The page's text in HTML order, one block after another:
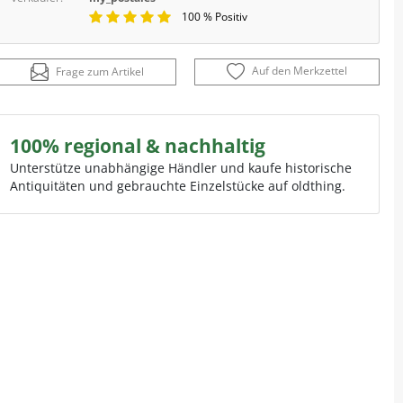
100 % Positiv
Frage zum Artikel Auf den Merkzettel
100% regional & nachhaltig
Unterstütze unabhängige Händler und kaufe historische
Antiquitäten und gebrauchte Einzelstücke auf oldthing.